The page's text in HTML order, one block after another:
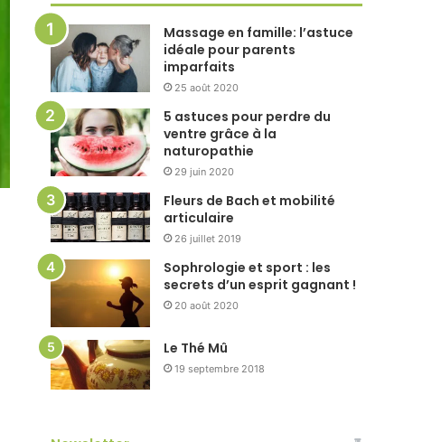
Massage en famille: l’astuce
idéale pour parents
imparfaits
25 août 2020
5 astuces pour perdre du
ventre grâce à la
naturopathie
29 juin 2020
Fleurs de Bach et mobilité
articulaire
26 juillet 2019
Sophrologie et sport : les
secrets d’un esprit gagnant !
20 août 2020
Le Thé Mû
19 septembre 2018